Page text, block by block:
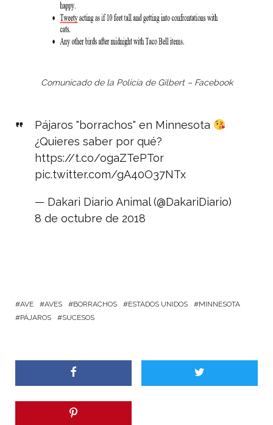
Comunicado de la Policía de Gilbert – Facebook
Pájaros "borrachos" en Minnesota
¿Quieres saber por qué?
https://t.co/ogaZTePTor
pic.twitter.com/gA40O37NTx
— Dakari Diario Animal (@DakariDiario)
8 de octubre de 2018
AVE AVES BORRACHOS ESTADOS UNIDOS
MINNESOTA
PÁJAROS
SUCESOS